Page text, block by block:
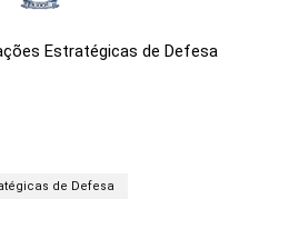
Estratégicas de Defesa
de Defesa